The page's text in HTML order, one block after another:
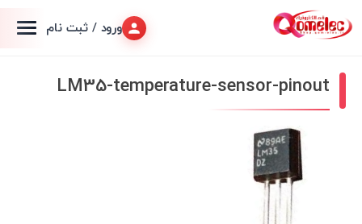
ورود / ثبت نام
LM35-temperature-sensor-pinout